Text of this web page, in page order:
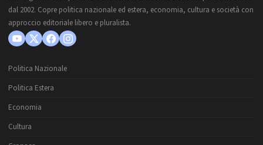
dal 2002. Copre politica nazionale ed estera, economia, cultura e società con
approccio editoriale libero e pluralista.
Politica Nazionale
Politica Estera
Economia
Cultura